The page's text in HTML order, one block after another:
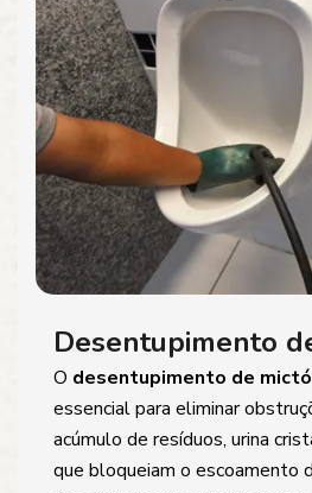
Desentupimento
O desentupimento de
essencial para eliminar
acúmulo de resíduos, urina
que bloqueiam o escoamento